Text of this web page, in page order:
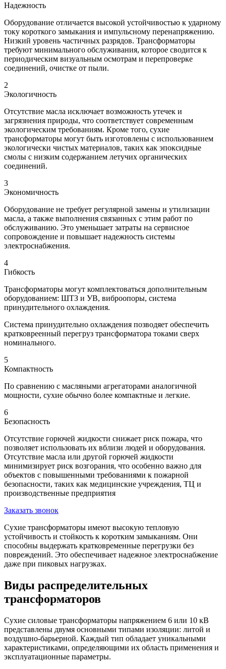
Надежность
Оборудование отличается высокой устойчивостью к ударному
току короткого замыкания и импульсному перенапряжению.
Низкий уровень частичных разрядов. Трансформаторы
требуют минимального обслуживания, которое сводится к
периодическим визуальным осмотрам и перепроверке
соединений, очистке от пыли.
2
Экологичность
Отсутствие масла исключает возможность утечек и
загрязнения природы, что соответствует современным
экологическим требованиям. Кроме того, сухие
трансформаторы могут быть изготовлены с использованием
экологически чистых материалов, таких как эпоксидные
смолы с низким содержанием летучих органических
соединений.
3
Экономичность
Оборудование не требует регулярной замены и утилизации
масла, а также выполнения связанных с этим работ по
обслуживанию. Это уменьшает затраты на сервисное
сопровождение и повышает надежность системы
электроснабжения.
4
Гибкость
Трансформаторы могут комплектоваться дополнительным
оборудованием: ШТЗ и УВ, виброопоры, система
принудительного охлаждения.
Система принудительно охлаждения позводяет обеспечить
кратковреенный перегруз трансформатора токами сверх
номинального.
5
Компактность
По сравнению с масляными агрегаторами аналогичной
мощности, сухие обычно более компактные и легкие.
6
Безопасность
Отсутствие горючей жидкости снижает риск пожара, что
позволяет использовать их вблизи людей и оборудования.
Отсутствие масла или другой горючей жидкости
минимизирует риск возгорания, что особенно важно для
объектов с повышенными требованиями к пожарной
безопасности, таких как медицинские учреждения, ТЦ и
производственные предприятия
Заказать звонок
Сухие трансформаторы имеют высокую тепловую
устойчивость и стойкость к коротким замыканиям. Они
способны выдержать кратковременные перегрузки без
повреждений. Это обеспечивает надежное электроснабжение
даже при пиковых нагрузках.
Виды распределительных
трансформаторов
Сухие силовые трансформаторы напряжением 6 или 10 кВ
представлены двумя основными типами изоляции: литой и
воздушно-барьерной. Каждый тип обладает уникальными
характеристиками, определяющими их область применения и
эксплуатационные параметры.